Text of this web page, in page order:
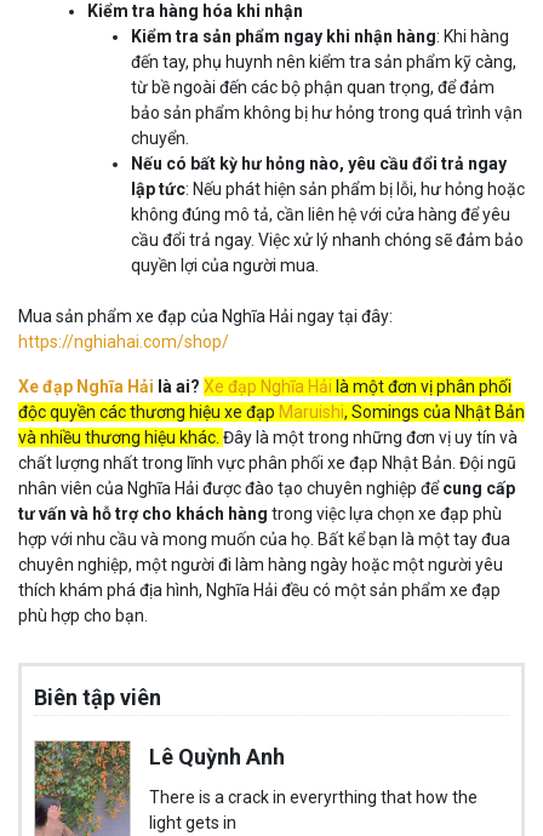
Kiểm tra hàng hóa khi nhận
Kiểm tra sản phẩm ngay khi nhận hàng: Khi hàng
đến tay, phụ huynh nên kiểm tra sản phẩm kỹ càng,
từ bề ngoài đến các bộ phận quan trọng, để đảm
bảo sản phẩm không bị hư hỏng trong quá trình vận
chuyển.
Nếu có bất kỳ hư hỏng nào, yêu cầu đổi trả ngay
lập tức: Nếu phát hiện sản phẩm bị lỗi, hư hỏng hoặc
không đúng mô tả, cần liên hệ với cửa hàng để yêu
cầu đổi trả ngay. Việc xử lý nhanh chóng sẽ đảm bảo
quyền lợi của người mua.
Mua sản phẩm xe đạp của Nghĩa Hải ngay tại đây:
https://nghiahai.com/shop/
Xe đạp Nghĩa Hải là ai? Xe đạp Nghĩa Hải là một đơn vị phân phối
độc quyền các thương hiệu xe đạp Maruishi, Somings của Nhật Bản
và nhiều thương hiệu khác. Đây là một trong những đơn vị uy tín và
chất lượng nhất trong lĩnh vực phân phối xe đạp Nhật Bản. Đội ngũ
nhân viên của Nghĩa Hải được đào tạo chuyên nghiệp đểcung cấp
tư vấn và hỗ trợ cho khách hàng trong việc lựa chọn xe đạp phù
hợp với nhu cầu và mong muốn của họ. Bất kể bạn là một tay đua
chuyên nghiệp, một người đi làm hàng ngày hoặc một người yêu
thích khám phá địa hình, Nghĩa Hải đều có một sản phẩm xe đạp
phù hợp cho bạn.
Biên tập viên
Lê Quỳnh Anh
There is a crack in everyrthing that how the
light gets in